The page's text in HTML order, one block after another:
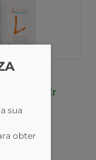
Oficinal Cr
sua
obter